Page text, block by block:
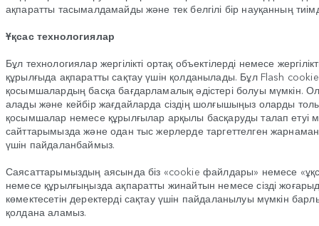
ақпаратты тасымалдамайды және тек белгілі бір науқанның
Ұқсас технологиялар
Бұл технологиялар жергілікті ортақ объектілерді немесе
құрылғыда ақпаратты сақтау үшін қолданылады. Бұл Flash
қосымшалардың басқа бағдарламалық әдістері болуы мүмкін.
алады және кейбір жағдайларда сіздің шолғышыңыз оларды
қосымшалар немесе құрылғылар арқылы басқаруды талап етуі
сайттарымызда және одан тыс жерлерде таргеттелген
үшін пайдаланбаймыз.
Саясаттарымыздың аясында біз «cookie файлдары» немесе
немесе құрылғыңызда ақпаратты жинайтын немесе сізді
көмектесетін деректерді сақтау үшін пайдаланылуы мүмкін
қолдана аламыз.